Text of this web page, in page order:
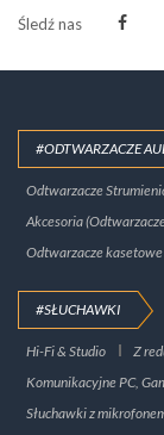
Śledź nas
#ODTWARZACZE
Odtwarzacze
Akcesoria
Odtwarzacze kasetowe
#SŁUCHAWKI
Hi-Fi & Studio Z
Komunikacyjne PC,
Słuchawki z